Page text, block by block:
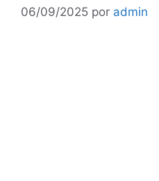
06/09/2025 por admin